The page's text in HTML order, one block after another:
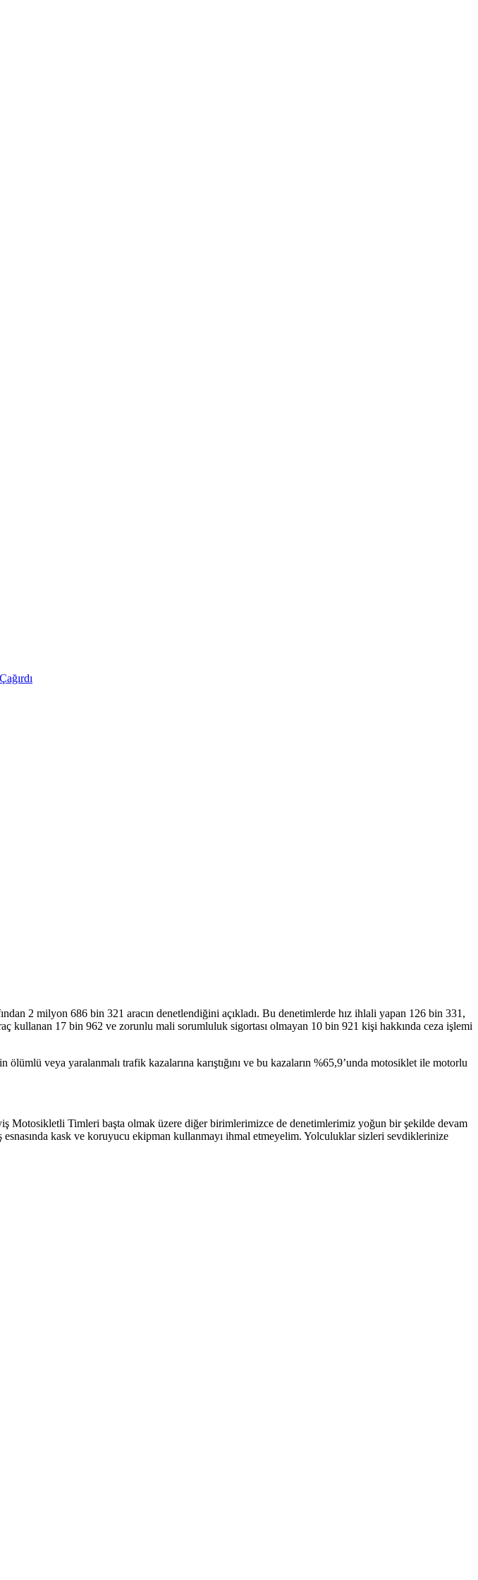
2 milyon 686 bin 321 aracın denetlendiğini açıkladı. Bu denetimlerde hız ihlali yapan 126 bin 331,
kullanan 17 bin 962 ve zorunlu mali sorumluluk sigortası olmayan 10 bin 921 kişi hakkında ceza işlemi
veya yaralanmalı trafik kazalarına karıştığını ve bu kazaların %65,9’unda motosiklet ile motorlu
Motosikletli Timleri başta olmak üzere diğer birimlerimizce de denetimlerimiz yoğun bir şekilde devam
kask ve koruyucu ekipman kullanmayı ihmal etmeyelim. Yolculuklar sizleri sevdiklerinize